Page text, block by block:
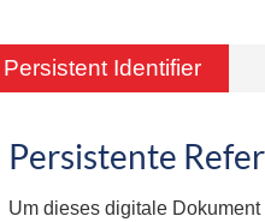
Persistent Identifier
Persistente
Um dieses digitale